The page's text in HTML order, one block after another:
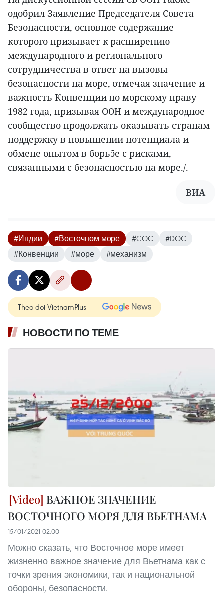
одобрил Заявление Председателя Совета
Безопасности, основное содержание
которого призывает к расширению
международного и регионального
сотрудничества в ответ на вызовы
безопасности на море, отмечая значение и
важность Конвенции по морскому праву
1982 года, призывая ООН и международное
сообщество продолжать оказывать странам
поддержку в повышении потенциала и
обмене опытом в борьбе с рисками,
связанными с безопасностью на море./.
ВИА
#Индии #Восточном море #COC
#DOC
#Конвенции
#море #механизм
Theo dõi VietnamPlus
НОВОСТИ ПО ТЕМЕ
ВАЖНОЕ ЗНАЧЕНИЕ
ВОСТОЧНОГО МОРЯ ДЛЯ ВЬЕТНАМА
15/01/2021 02:00
Можно сказать, что Восточное море имеет
жизненно важное значение для Вьетнама как с
точки зрения экономики, так и национальной
обороны, безопасности.